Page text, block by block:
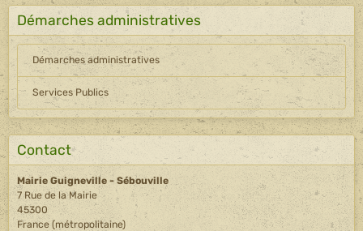
Démarches administratives
Démarches administratives
Services Publics
Contact
Mairie Guigneville - Sébouville
7 Rue de la Mairie
45300
France (métropolitaine)